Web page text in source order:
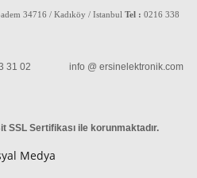
34716 / Kadıköy / Istanbul Tel : 0216 338
31 02 info @ ersinelektronik.com
SSL Sertifikası ile korunmaktadır.
Medya